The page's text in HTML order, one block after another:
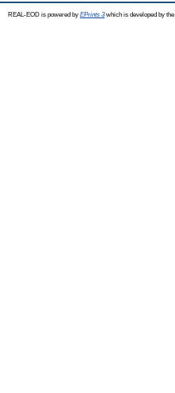
REAL-EOD is powered by EPrints 3which is developed by the